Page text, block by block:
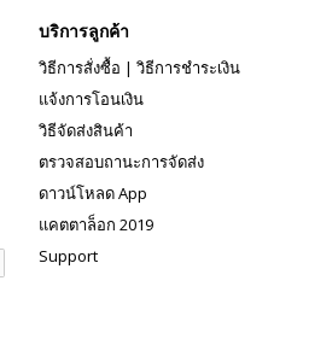
บริการลูกค้า
วิธีการสั่งซื้อ | วิธีการชำระเงิน
แจ้งการโอนเงิน
วิธีจัดส่งสินค้า
ตรวจสอบถานะการจัดส่ง
ดาวน์โหลด App
แคตตาล็อก 2019
Support